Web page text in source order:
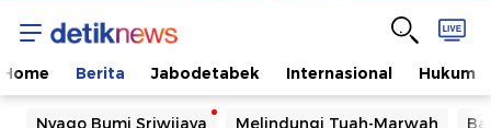
Home Berita Jabodetabek Internasional Hukum
Nyago Bumi Sriwijaya Melindungi Tuah-Marwah